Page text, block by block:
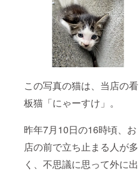
この写真の猫は、当店の看
板猫「にゃーすけ」。
昨年7月10日の16時頃、お
店の前で立ち止まる人が多
く、不思議に思って外に出